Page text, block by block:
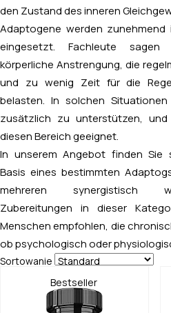
den Zustand des inneren
Adaptogene werden zunehmend
eingesetzt. Fachleute sagen
körperliche Anstrengung, die
und zu wenig Zeit für die
belasten. In solchen
zusätzlich zu unterstützen,
diesen Bereich geeignet.
In unserem Angebot finden Sie
Basis eines bestimmten
mehreren synergistisch
Zubereitungen in dieser
Menschen empfohlen, die
ob psychologisch oder
Sortowanie
Bestseller